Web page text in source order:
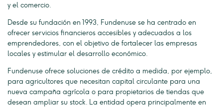
y el comercio.
Desde su fundación en 1993, Fundenuse se ha centrado en
ofrecer servicios financieros accesibles y adecuados a los
emprendedores, con el objetivo de fortalecer las empresas
locales y estimular el desarrollo económico.
Fundenuse ofrece soluciones de crédito a medida, por ejemplo,
para agricultores que necesitan capital circulante para una
nueva campaña agrícola o para propietarios de tiendas que
desean ampliar su stock. La entidad opera principalmente en